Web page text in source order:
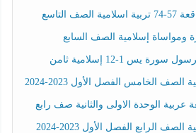
التاسع
إسلامية الصف السابع
1-12 إسلامية ثامن
الخامس الفصل الأول 2023-2024
عربية الوحدة الاولى والثانية صف رابع
الرابع الفصل الأول 2023-2024